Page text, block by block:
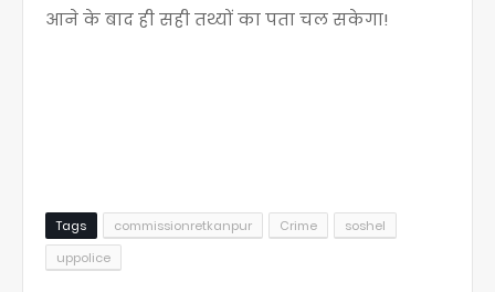
आने के बाद ही सही तथ्यों का पता चल सकेगा!
Tags commissionretkanpur Crime
soshel
uppolice